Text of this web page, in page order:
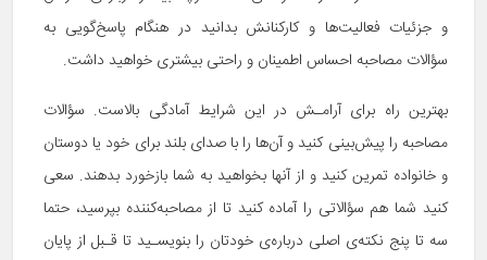
و جزئیات فعالیت‌ها و کارکنانش بدانید در هنگام پاسخ‌گویی به
سؤالات مصاحبه احساس اطمینان و راحتی بیشتری خواهید داشت.
بهترین راه برای آرامـش در این شرایط آمادگی بالاست. سؤالات
مصاحبه را پیش‌بینی کنید و آن‌ها را با صدای بلند برای خود یا دوستان
و خانواده تمرین کنید و از آنها بخواهید به شما بازخورد بدهند. سعی
کنید شما هم سؤالاتی را آماده کنید تا از مصاحبه‌کننده بپرسید، حتما
سه تا پنج نکته‌ی اصلی درباره‌ی خودتان را بنویسـید تا قـبل از پایان